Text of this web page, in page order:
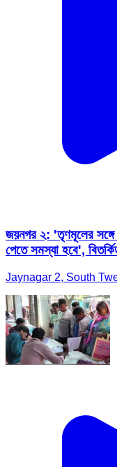
জয়নগর ২: 'তৃণমূলের সঙ্গে
পেতে সমস্যা হবে',
Jaynagar 2, South